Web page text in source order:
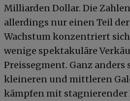
Milliarden Dollar. Die
allerdings nur einen Teil der
Wachstum konzentriert
wenige spektakuläre
Preissegment. Ganz anders
kleineren und mittleren
kämpfen mit stagnierender